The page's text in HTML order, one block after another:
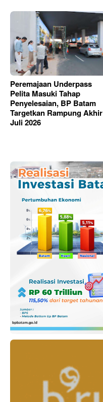
Peremajaan Underpass
Pelita Masuki Tahap
Penyelesaian, BP Batam
Targetkan Rampung Akhir
Juli 2026